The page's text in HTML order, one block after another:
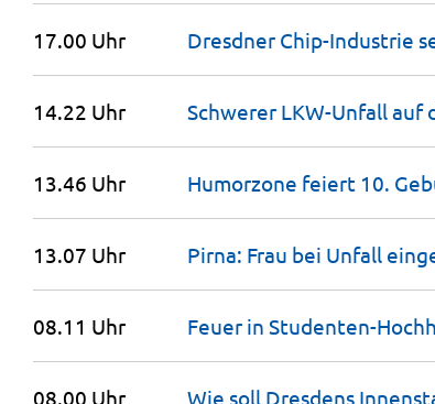
17.00 Uhr Dresdner Chip-Industrie
14.22 Uhr Schwerer LKW-Unfall auf
13.46 Uhr Humorzone feiert 10.
13.07 Uhr Pirna: Frau bei Unfall
08.11 Uhr Feuer in Studenten-
08.00 Uhr Wie soll Dresdens